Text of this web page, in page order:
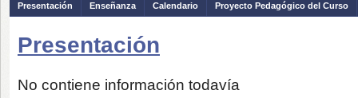
Presentación Enseñanza Calendario Proyecto Pedagógico del Curso
Presentación
No contiene información todavía